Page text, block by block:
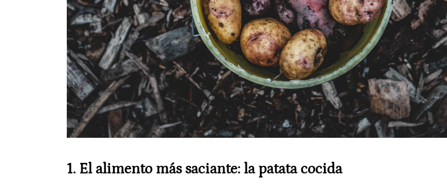
1. El alimento más saciante: la patata cocida